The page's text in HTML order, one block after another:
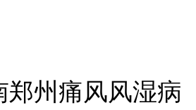
郑州痛风风湿病